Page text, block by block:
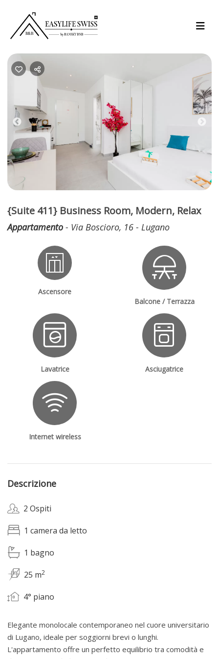
Previous
{Suite 411} Business Room, Modern, Relax
Appartamento - Via Boscioro, 16 - Lugano
Ascensore
Balcone / Terrazza
Lavatrice Asciugatrice
Internet wireless
Descrizione
2 Ospiti
1 camera da letto
1 bagno
25 m2
4° piano
Elegante monolocale contemporaneo nel cuore universitario
di Lugano, ideale per soggiorni brevi o lunghi.
L'appartamento offre un perfetto equilibrio tra comodità e